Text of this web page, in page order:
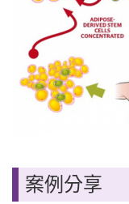
案例分享